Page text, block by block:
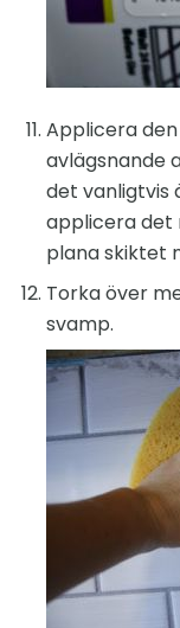
Applicera
avlägsnande
det vanligtvis
applicera det
plana skiktet
Torka över
svamp.